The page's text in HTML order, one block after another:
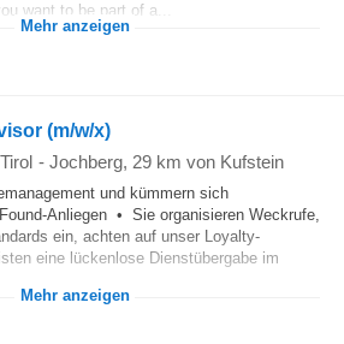
want to be part of a...
Mehr anzeigen
(m/w/x)
- Jochberg, 29 km von Kufstein
und kümmern sich
Anliegen • Sie organisieren Weckrufe,
ein, achten auf unser Loyalty-
eine lückenlose Dienstübergabe im
Mehr anzeigen